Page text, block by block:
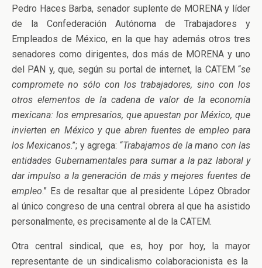
Pedro Haces Barba, senador suplente de MORENA y líder
de la Confederación Autónoma de Trabajadores y
Empleados de México, en la que hay además otros tres
senadores como dirigentes, dos más de MORENA y uno
del PAN y, que, según su portal de internet, la CATEM “se
compromete no sólo con los trabajadores, sino con los
otros elementos de la cadena de valor de la economía
mexicana: los empresarios, que apuestan por México, que
invierten en México y que abren fuentes de empleo para
los Mexicanos.”; y agrega: “Trabajamos de la mano con las
entidades Gubernamentales para sumar a la paz laboral y
dar impulso a la generación de más y mejores fuentes de
empleo.” Es de resaltar que al presidente López Obrador
al único congreso de una central obrera al que ha asistido
personalmente, es precisamente al de la CATEM.
Otra central sindical, que es, hoy por hoy, la mayor
representante de un sindicalismo colaboracionista es la